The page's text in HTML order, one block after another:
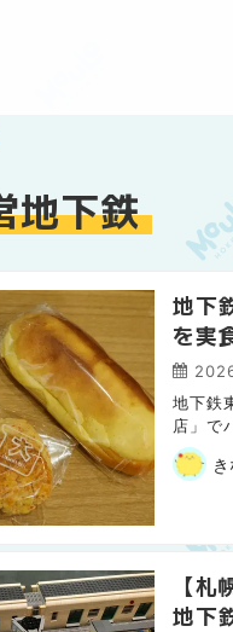
地下鉄
地下
を実
地下鉄
店」で
やお出
【
地下